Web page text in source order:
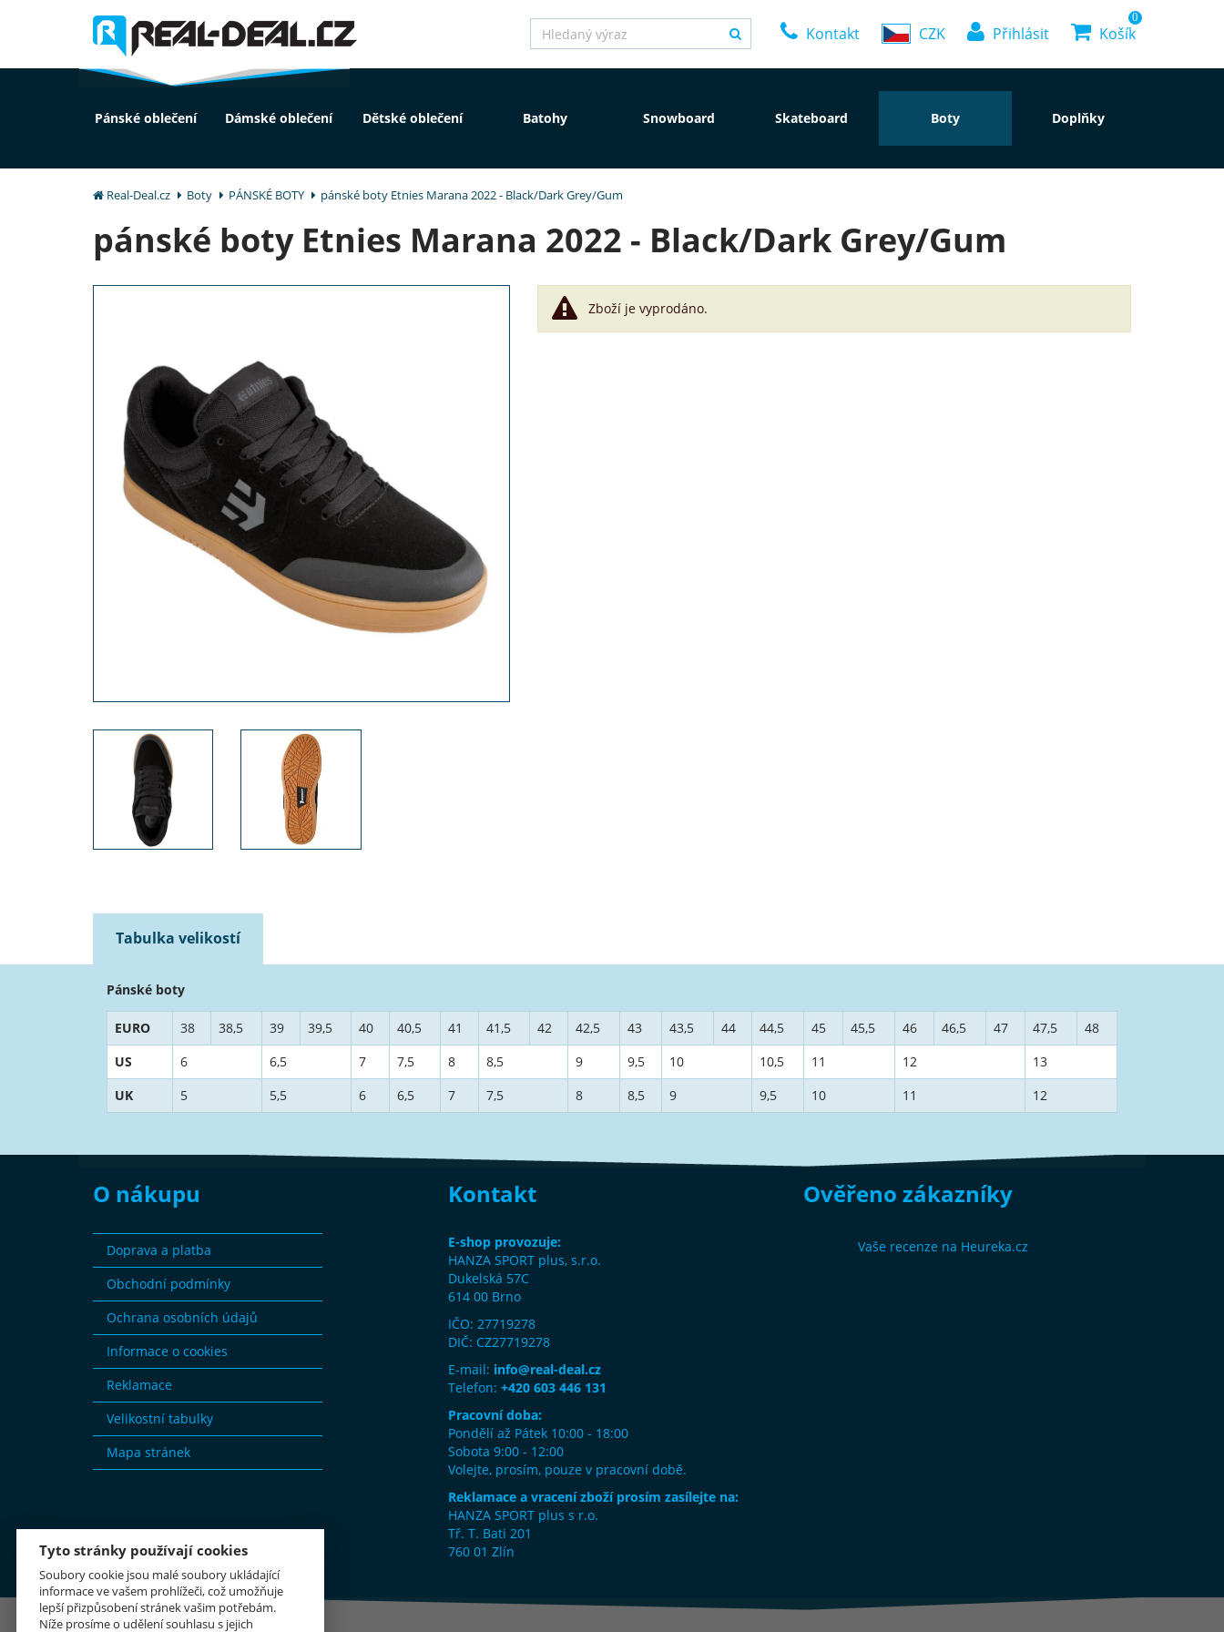
Kontakt CZK Přihlásit
0
Košík
Pánské oblečení Dámské oblečení Dětské oblečení Batohy Snowboard Skateboard Boty Doplňky
Real-Deal.cz Boty PÁNSKÉ BOTY pánské boty Etnies Marana 2022 - Black/Dark Grey/Gum
pánské boty Etnies Marana 2022 - Black/Dark Grey/Gum
Zboží je vyprodáno.
Tabulka velikostí
Pánské boty
EURO 38 38,5 39 39,5 40 40,5 41 41,5 42 42,5 43 43,5 44 44,5 45 45,5 46 46,5 47 47,5
48
US
6 6,5 7 7,5 8 8,5 9 9,5 10 10,5 11 12
13
UK
5 5,5 6 6,5 7 7,5 8 8,5 9 9,5 10 11 12
O nákupu
Doprava a platba
Obchodní podmínky
Ochrana osobních údajů
Informace o cookies
Reklamace
Velikostní tabulky
Mapa stránek
Kontakt
E-shop provozuje:
HANZA SPORT plus, s.r.o.
Dukelská 57C
614 00 Brno
IČO: 27719278
DIČ: CZ27719278
E-mail: info@real-deal.cz
Telefon: +420 603 446 131
Pracovní doba:
Pondělí až Pátek 10:00 - 18:00
Sobota 9:00 - 12:00
Volejte, prosím, pouze v pracovní době.
Reklamace a vracení zboží prosím zasílejte na:
HANZA SPORT plus s r.o.
Tř. T. Bati 201
760 01 Zlín
Ověřeno zákazníky
Vaše recenze na Heureka.cz
Tyto stránky používají cookies
Soubory cookie jsou malé soubory ukládající
informace ve vašem prohlížeči, což umožňuje
lepší přizpůsobení stránek vašim potřebám.
Níže prosíme o udělení souhlasu s jejich